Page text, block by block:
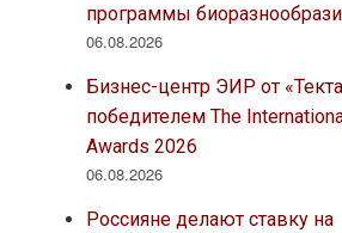
программы
06.08.2026
Бизнес-центр ЭИР от
победителем The
Awards 2026
06.08.2026
Россияне делают ставку на